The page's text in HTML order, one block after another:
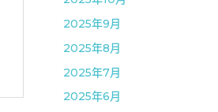
2025年9月
2025年8月
2025年7月
2025年6月